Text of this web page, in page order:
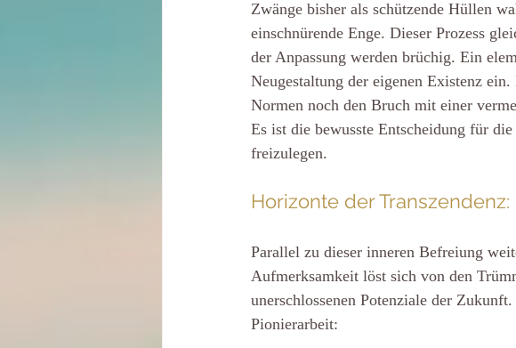
Zwänge bisher als schützende Hüllen
einschnürende Enge. Dieser Prozess
der Anpassung werden brüchig. Ein
Neugestaltung der eigenen Existenz
Normen noch den Bruch mit einer
Es ist die bewusste Entscheidung für
freizulegen.
Horizonte der
Parallel zu dieser inneren Befreiung
Aufmerksamkeit löst sich von den
unerschlossenen Potenziale der
Pionierarbeit: